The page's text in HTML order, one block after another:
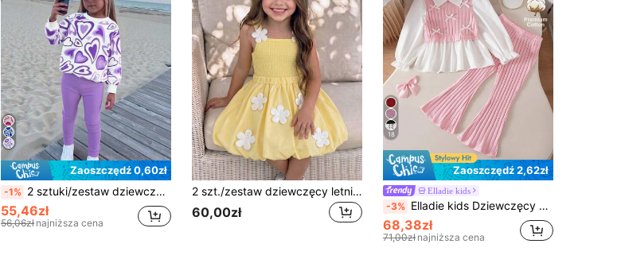
Zaoszczędź 0,60zł
-1% 2 sztuki/zestaw dziewczęcy, swobodny top z nadrukiem w serca z długim rękawem i różowymi spodniami
55,46zł
56,06zł najniższa cena
2 szt./zestaw dziewczęcy letni plażowy weekendowy zestaw w słodkim stylu księżniczki z dekoracją 3D w kwiaty, żółta teksturowana tkanina, krótka spódnica A-line, biały top i różowo-żółta spódnica lampionowa, casualowy strój na zabawę, imprezę, spotkanie i wakacje na plaży
60,00zł
18
Zaoszczędź 2,62zł
Elladie kids
-3% Elladie kids Dziewczęcy wiosenny/jesienny casualowy komplet 2-częściowy, biała koszula 2 w 1 z długim rękawem, kołnierzem stójką i falbaną na dole, z 3D kokardką, wykonana z patchworku z jasnoróżowej dzianiny szczotkowanej w prążki i tkaniny, zestawiona z jasnoróżowymi casualowymi długimi spodniami dzwonami z miękkiej dzianiny szczotkowanej w prążki, na powrót do szkoły, na co dzień, modny, słodki, uroczy, elegancki, do podróży i sesji zdjęciowych
68,38zł
71,00zł najniższa cena